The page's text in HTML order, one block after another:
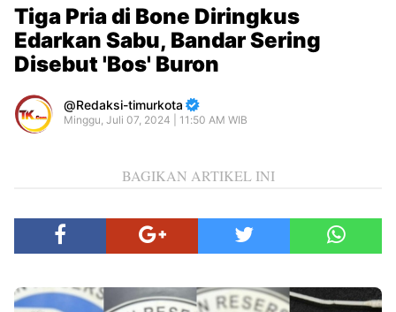
Tiga Pria di Bone Diringkus
Edarkan Sabu, Bandar Sering
Disebut 'Bos' Buron
Redaksi-timurkota
Minggu, Juli 07, 2024 | 11:50 AM WIB
BAGIKAN ARTIKEL INI